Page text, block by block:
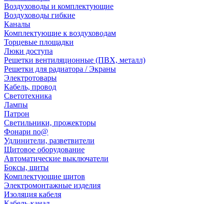
Воздуховоды и комплектующие
Воздуховоды гибкие
Каналы
Комплектующие к воздуховодам
Торцевые площадки
Люки доступа
Решетки вентиляционные (ПВХ, металл)
Решетки для радиатора / Экраны
Электротовары
Кабель, провод
Светотехника
Лампы
Патрон
Светильники, прожекторы
Фонари no@
Удлинители, разветвители
Щитовое оборудование
Автоматические выключатели
Боксы, щиты
Комплектующие щитов
Электромонтажные изделия
Изоляция кабеля